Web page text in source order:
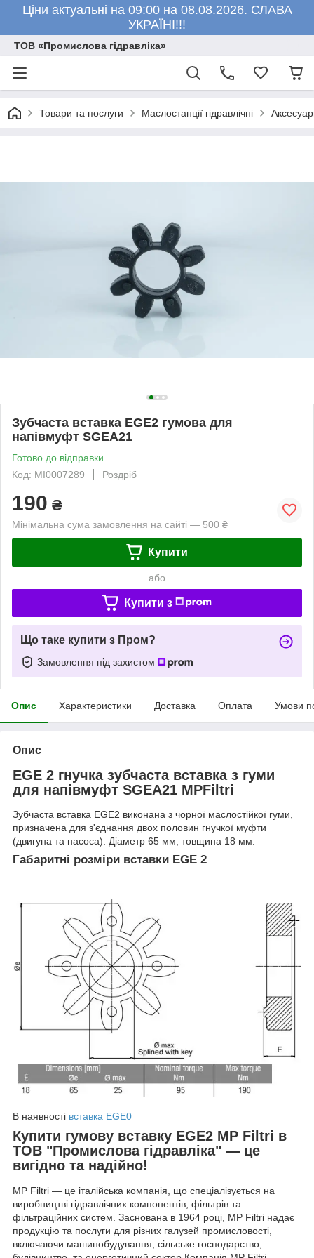
Ціни актуальні на 09:00 на 08.08.2026. СЛАВА
УКРАЇНІ!!!
ТОВ «Промислова гідравліка»
Товари та послуги Маслостанції гідравлічні
Зубчаста вставка EGE2 гумова для
напівмуфт SGEA21
Готово до відправки
Код: MI0007289
Роздріб
190 ₴
Мінімальна сума замовлення на сайті — 500 ₴
Купити
або
Купити з
Що таке купити з Пром?
Замовлення під захистом
Опис Характеристики Доставка Оплата Умови
Опис
EGE 2 гнучка зубчаста вставка з гуми
для напівмуфт SGEA21 MPFiltri
Зубчаста вставка EGE2 виконана з чорної маслостійкої гуми,
призначена для з'єднання двох половин гнучкої муфти
(двигуна та насоса). Діаметр 65 мм, товщина 18 мм.
Габаритні розміри вставки EGE 2
В наявності вставка EGE0
Купити гумову вставку EGE2 MP Filtri в
ТОВ "Промислова гідравліка" — це
вигідно та надійно!
MP Filtri — це італійська компанія, що спеціалізується на
виробництві гідравлічних компонентів, фільтрів та
фільтраційних систем. Заснована в 1964 році, MP Filtri надає
продукцію та послуги для різних галузей промисловості,
включаючи машинобудування, сільське господарство,